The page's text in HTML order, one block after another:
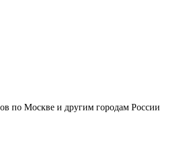
по Москве и другим городам России